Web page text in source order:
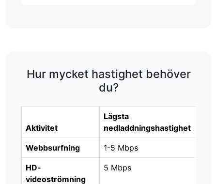
Hur mycket hastighet behöver
du?
Aktivitet
Lägsta
nedladdningshastighet
Webbsurfning 1-5 Mbps
HD-
videoströmning
5 Mbps